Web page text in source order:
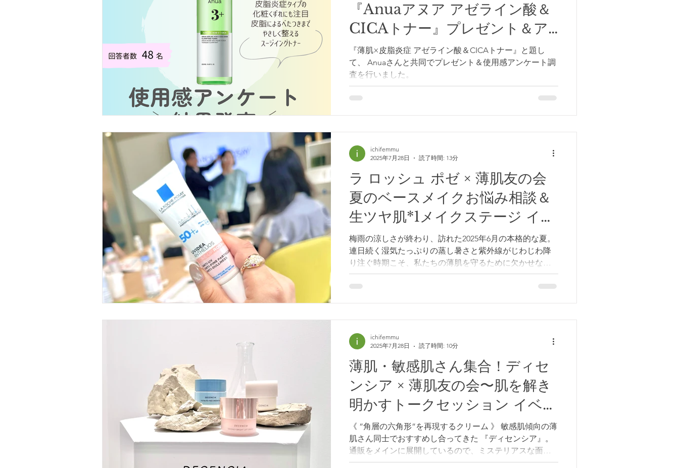
『Anuaアヌア アゼライン酸＆
CICAトナー』プレゼント＆ア
ンケート調査
『薄肌×皮脂炎症 アゼライン酸＆CICAトナー』と題し
て、 Anuaさんと共同でプレゼント＆使用感アンケート調
査を行いました。
ラ ロッシュ ポゼ × 薄肌友の会
夏のベースメイクお悩み相談＆
生ツヤ肌*1メイクステージ イベ
ントレポート
梅雨の涼しさが終わり、訪れた2025年6月の本格的な夏。
連日続く湿気たっぷりの蒸し暑さと紫外線がじわじわ降
り注ぐ時期こそ、私たちの薄肌を守るために欠かせない
のが、しっかりとしたUVプロテクションと賢いベースメ
イク選びです⛱️ 今年の夏こそ、ただ日焼けを防ぐだけで
『ラ ロッシュ ポゼ』 さんとのイベントが実現しました。
《 隠れシミ予防に成功！夏の紫外線防御と生ツヤ肌*1を
同時に叶えるUV下地 》 日本では日焼け止め下地でおなじ
みの『ラ ロッシュ ポゼ』。 薄肌友の会コミュニティでも
注目を集めるブランドで、トーンアップUVシリーズをは
じめ、 シカプラスト リペアクリーム B5+や、エファクラ
シリーズなど、それぞれお気に入りを盛んに紹介し合っ
ています。 私自身、『ラ ロッシュ ポゼ』のUVイデアシ
リーズを、日本のドラッグストアで売られ始めた2017年
頃から積極的に使ってきました。 肌の奥まで届き、光老
化を招くとされているロングUVAをしっかり防御
ichifemmu
2025年7月28日
読了時間: 13分
薄肌・敏感肌さん集合！ディセ
ンシア × 薄肌友の会〜肌を解き
明かすトークセッション イベン
トレポート〜
《 ”角層の六角形”を再現するクリーム 》 敏感肌傾向の薄
肌さん同士でおすすめし合ってきた 『ディセンシア』。
通販をメインに展開しているので、ミステリアスな面も
気になるブランドさんでした。 潤いの膜を1枚、2枚足し
ichifemmu
2025年7月28日
読了時間: 10分